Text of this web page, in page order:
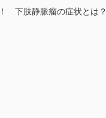
下肢静脈瘤の症状とは？